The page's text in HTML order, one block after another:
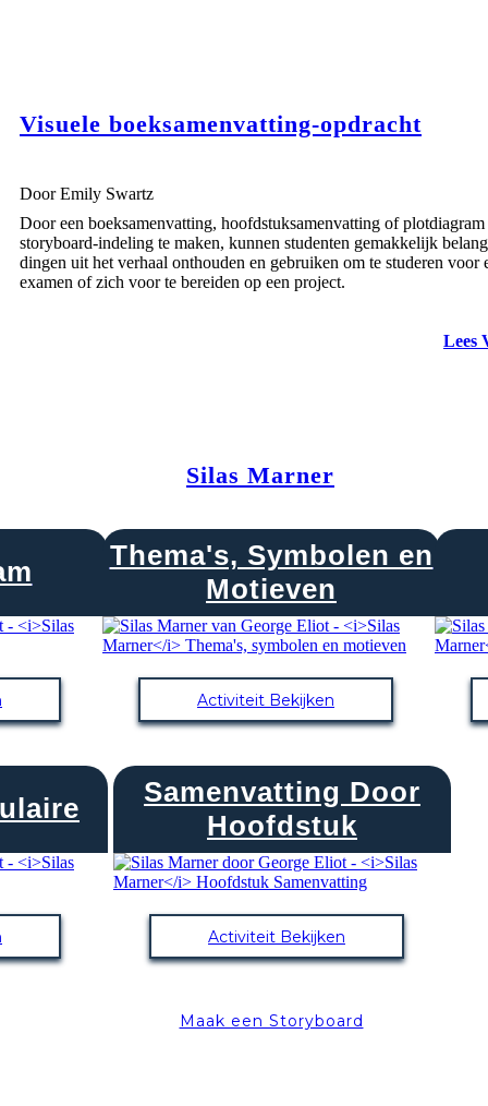
Visuele boeksamenvatting-opdracht
Door Emily Swartz
Door een boeksamenvatting, hoofdstuksamenvatting of
storyboard-indeling te maken, kunnen studenten gemakkelijk
dingen uit het verhaal onthouden en gebruiken om te studeren voor
examen of zich voor te bereiden op een project.
Lees
Silas Marner
Thema's, Symbolen en
Motieven
Activiteit Bekijken
Samenvatting Door
Hoofdstuk
Activiteit Bekijken
Maak een Storyboard